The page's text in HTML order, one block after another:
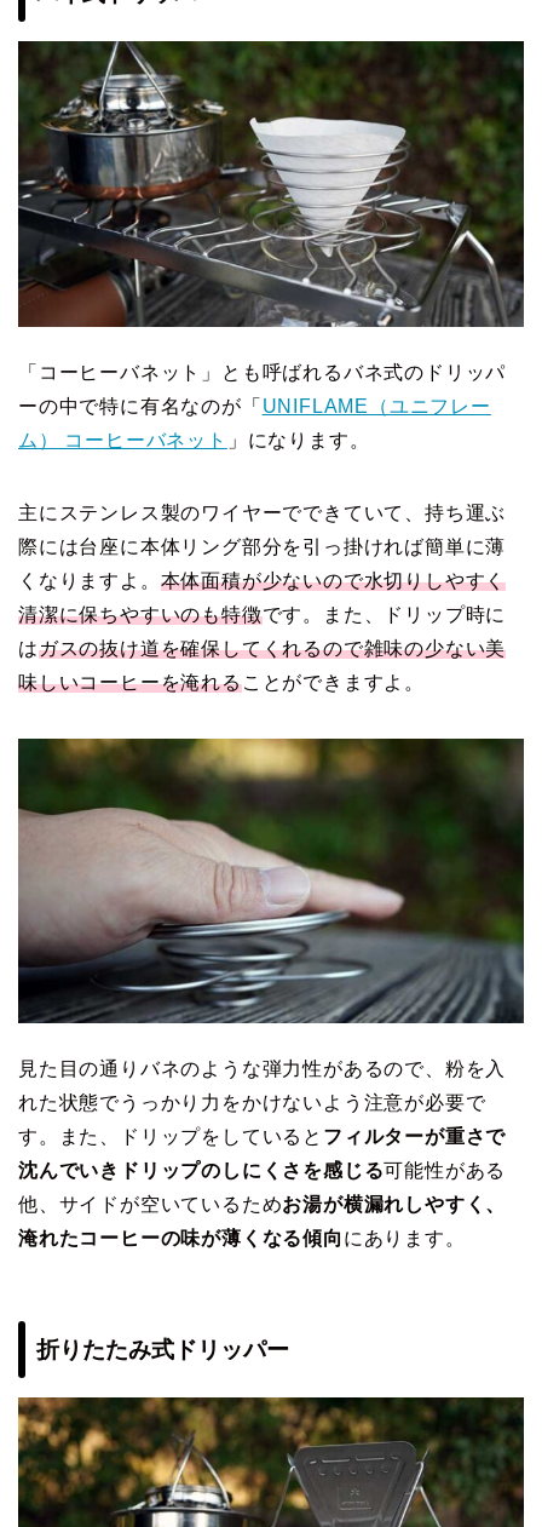
「コーヒーバネット」とも呼ばれるバネ式のドリッパ
ーの中で特に有名なのが「 UNIFLAME（ユニフレー
ム） コーヒーバネット 」になります。
主にステンレス製のワイヤーでできていて、持ち運ぶ
際には台座に本体リング部分を引っ掛ければ簡単に薄
くなりますよ。 本体面積が少ないので水切りしやすく
清潔に保ちやすいのも特徴です。また、ドリップ時に
はガスの抜け道を確保してくれるので雑味の少ない美
味しいコーヒーを淹れることができますよ。
見た目の通りバネのような弾力性があるので、粉を入
れた状態でうっかり力をかけないよう注意が必要で
す。また、ドリップをしていると フィルターが重さで
沈んでいきドリップのしにくさを感じる可能性がある
他、サイドが空いているためお湯が横漏れしやすく、
淹れたコーヒーの味が薄くなる傾向 にあります。
折りたたみ式ドリッパー